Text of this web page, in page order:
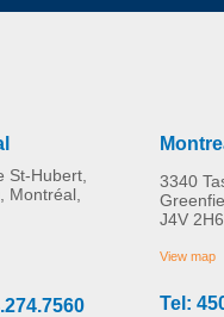
St-Hubert,
Montréal,
3340
J4V 2H6
View map
Tel: